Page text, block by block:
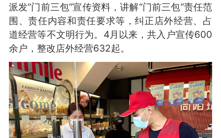
派发“门前三包”宣传资料，讲解“门前三包”责任范
围、责任内容和责任要求等，纠正店外经营、占
道经营等不文明行为。4月以来，共入户宣传600
余户，整改店外经营632起。